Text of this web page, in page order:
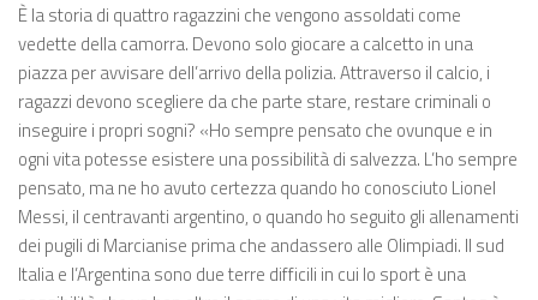
È la storia di quattro ragazzini che vengono assoldati come
vedette della camorra. Devono solo giocare a calcetto in una
piazza per avvisare dell’arrivo della polizia. Attraverso il calcio, i
ragazzi devono scegliere da che parte stare, restare criminali o
inseguire i propri sogni? «Ho sempre pensato che ovunque e in
ogni vita potesse esistere una possibilità di salvezza. L’ho sempre
pensato, ma ne ho avuto certezza quando ho conosciuto Lionel
Messi, il centravanti argentino, o quando ho seguito gli allenamenti
dei pugili di Marcianise prima che andassero alle Olimpiadi. Il sud
Italia e l’Argentina sono due terre difficili in cui lo sport è una